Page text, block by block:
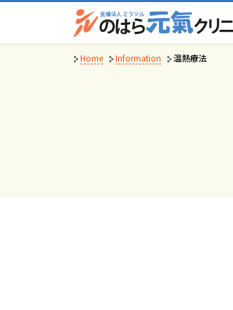
Skip
content
Home Information 温熱療法